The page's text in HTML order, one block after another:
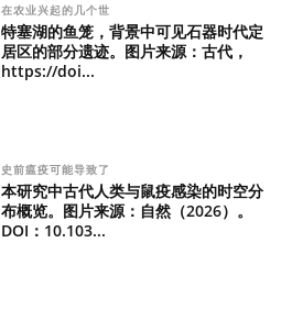
在农业兴起的几个世
特塞湖的鱼笼，背景中可见石器时代定
居区的部分遗迹。图片来源：古代，
https://doi...
史前瘟疫可能导致了
本研究中古代人类与鼠疫感染的时空分
布概览。图片来源：自然（2026）。
DOI：10.103...